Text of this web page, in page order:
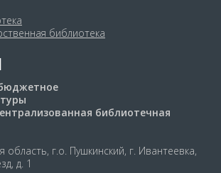
библиотека
библиотечная
область, г.о. Пушкинский, г. Ивантеевка,
д. 1